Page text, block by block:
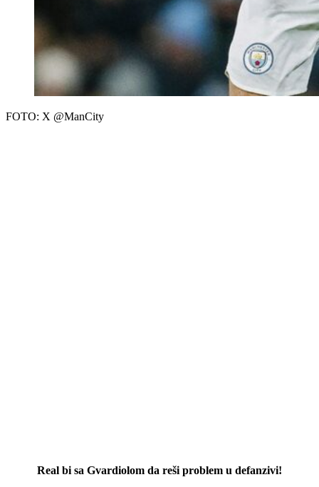
FOTO: X @ManCity
Real bi sa Gvardiolom da reši problem u defanzivi!